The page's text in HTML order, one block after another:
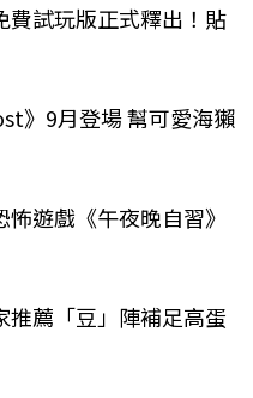
費試玩版正式釋出！貼
》9月登場 幫可愛海獺
遊戲《午夜晚自習》
推薦「豆」陣補足高蛋